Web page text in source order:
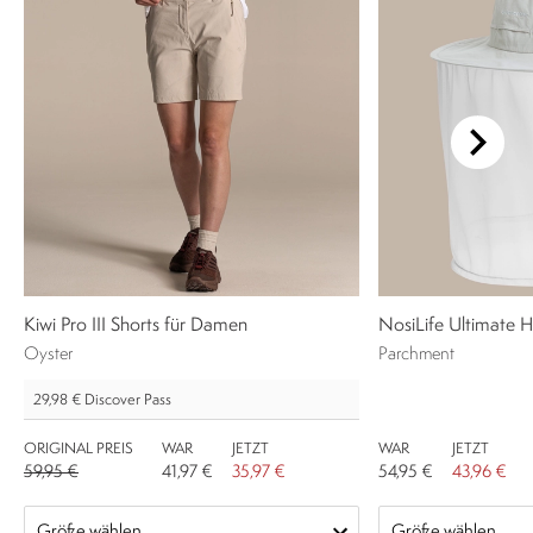
Kiwi Pro III Shorts für Damen
Oyster
29,98 € Discover Pass
ORIGINAL PREIS
59,95 €
WAR
41,97 €
JETZT
35,97 €
NosiLife Ultimate
Parchment
WAR
54,95 €
JETZT
43,96 €